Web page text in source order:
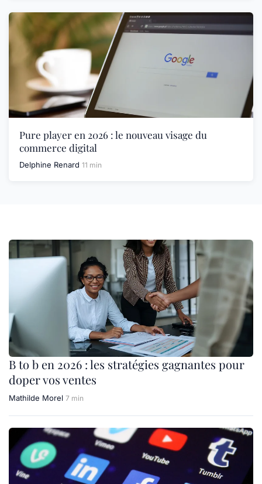
Pure player en 2026 : le nouveau visage du
commerce digital
Delphine Renard 11 min
B to b en 2026 : les stratégies gagnantes pour
doper vos ventes
Mathilde Morel 7 min